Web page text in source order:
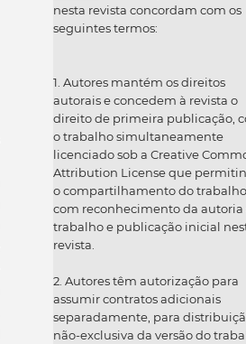
nesta revista concordam com os
seguintes termos:
1. Autores mantém os direitos
autorais e concedem à revista o
direito de primeira publicação,
o trabalho simultaneamente
licenciado sob a Creative
Attribution License que
o compartilhamento do trabalho
com reconhecimento da autoria
trabalho e publicação inicial
revista.
2. Autores têm autorização para
assumir contratos adicionais
separadamente, para
não-exclusiva da versão do